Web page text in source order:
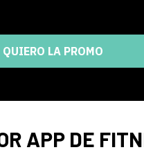
QUIERO LA PROMO
APP DE